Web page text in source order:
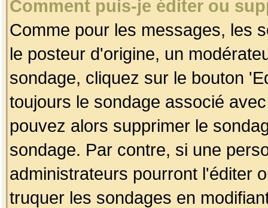
Comment puis-je éditer ou
Comme pour les messages, les
le posteur d'origine, un
sondage, cliquez sur le bouton
toujours le sondage associé
pouvez alors supprimer le
sondage. Par contre, si une
administrateurs pourront l'éditer
truquer les sondages en